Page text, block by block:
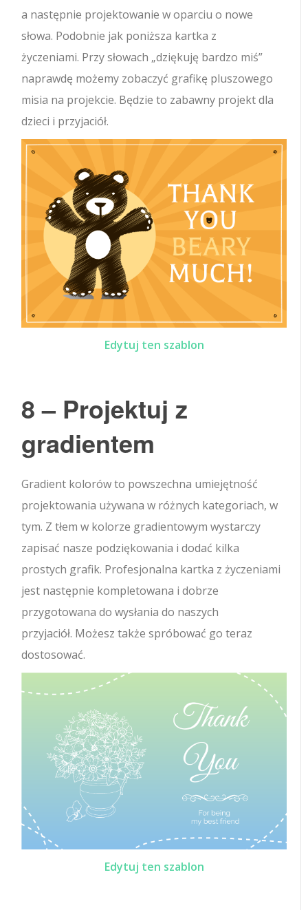
a następnie projektowanie w oparciu o nowe
słowa. Podobnie jak poniższa kartka z
życzeniami. Przy słowach „dziękuję bardzo miś”
naprawdę możemy zobaczyć grafikę pluszowego
misia na projekcie. Będzie to zabawny projekt dla
dzieci i przyjaciół.
Edytuj ten szablon
8 – Projektuj z
gradientem
Gradient kolorów to powszechna umiejętność
projektowania używana w różnych kategoriach, w
tym. Z tłem w kolorze gradientowym wystarczy
zapisać nasze podziękowania i dodać kilka
prostych grafik. Profesjonalna kartka z życzeniami
jest następnie kompletowana i dobrze
przygotowana do wysłania do naszych
przyjaciół. Możesz także spróbować go teraz
dostosować.
Edytuj ten szablon